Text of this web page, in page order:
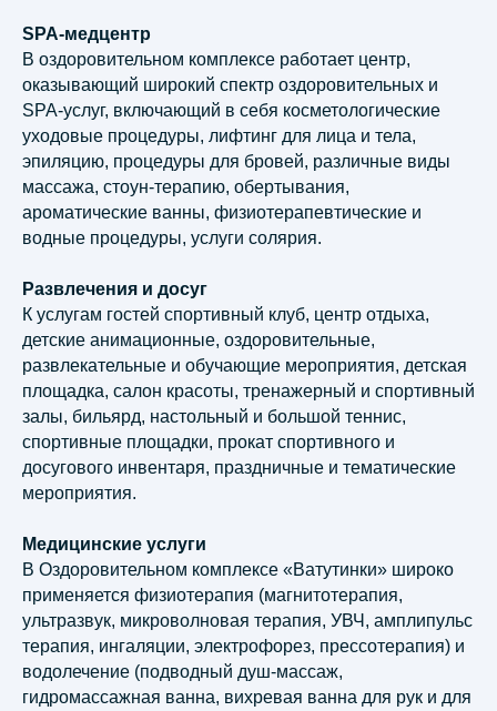
SPA-медцентр
В оздоровительном комплексе работает центр,
оказывающий широкий спектр оздоровительных и
SPA-услуг, включающий в себя косметологические
уходовые процедуры, лифтинг для лица и тела,
эпиляцию, процедуры для бровей, различные виды
массажа, стоун-терапию, обертывания,
ароматические ванны, физиотерапевтические и
водные процедуры, услуги солярия.
Развлечения и досуг
К услугам гостей спортивный клуб, центр отдыха,
детские анимационные, оздоровительные,
развлекательные и обучающие мероприятия, детская
площадка, салон красоты, тренажерный и спортивный
залы, бильярд, настольный и большой теннис,
спортивные площадки, прокат спортивного и
досугового инвентаря, праздничные и тематические
мероприятия.
Медицинские услуги
В Оздоровительном комплексе «Ватутинки» широко
применяется физиотерапия (магнитотерапия,
ультразвук, микроволновая терапия, УВЧ, амплипульс
терапия, ингаляции, электрофорез, прессотерапия) и
водолечение (подводный душ-массаж,
гидромассажная ванна, вихревая ванна для рук и для
info@giprozdraw.ru
+7 (499) 120 25-81
Телефон:
проезд дом 12, офис 63
Правовая информация
© АО «Гипроздрав» | 2001 —